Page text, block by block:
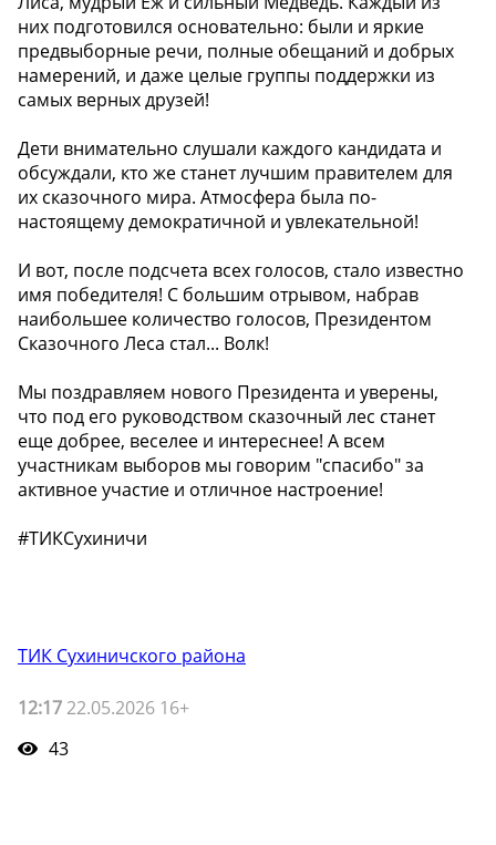
них подготовился основательно: были и яркие
предвыборные речи, полные обещаний и добрых
намерений, и даже целые группы поддержки из
самых верных друзей!
Дети внимательно слушали каждого кандидата и
обсуждали, кто же станет лучшим правителем для
их сказочного мира. Атмосфера была по-
настоящему демократичной и увлекательной!
И вот, после подсчета всех голосов, стало известно
имя победителя! С большим отрывом, набрав
наибольшее количество голосов, Президентом
Сказочного Леса стал... Волк!
Мы поздравляем нового Президента и уверены,
что под его руководством сказочный лес станет
еще добрее, веселее и интереснее! А всем
участникам выборов мы говорим "спасибо" за
активное участие и отличное настроение!
#ТИКСухиничи
ТИК Сухиничского района
12:17 22.05.2026 16+
43